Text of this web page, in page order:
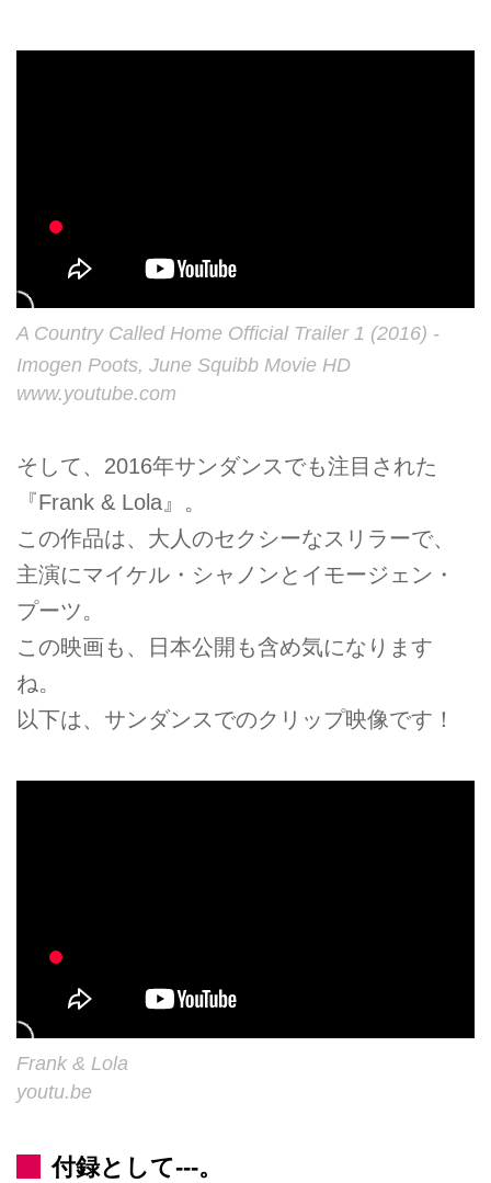
A Country Called Home Official Trailer 1 (2016) -
Imogen Poots, June Squibb Movie HD
www.youtube.com
そして、2016年サンダンスでも注目された
『Frank & Lola』。
この作品は、大人のセクシーなスリラーで、
主演にマイケル・シャノンとイモージェン・
プーツ。
この映画も、日本公開も含め気になります
ね。
以下は、サンダンスでのクリップ映像です！
Frank & Lola
youtu.be
付録として---。